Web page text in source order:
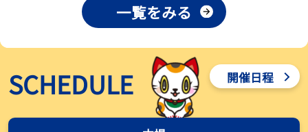
【ボートレース】訓練中の大けが乗り越えデビューした宮崎心之介
が初Ｖ王手「１枠なら負けないと思います」～とこなめルーキーＳ
2026年08月03日
【常滑ボート・ルーキーＳ】津田陸翔はリング交換で気配一変「初
優勝目指して頑張ります」
一覧をみる
SCHEDULE 開催日程